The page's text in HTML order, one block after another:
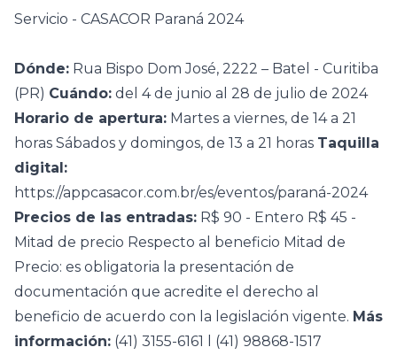
Servicio - CASACOR Paraná 2024
Dónde: Rua Bispo Dom José, 2222 – Batel - Curitiba
(PR) Cuándo: del 4 de junio al 28 de julio de 2024
Horario de apertura: Martes a viernes, de 14 a 21
horas Sábados y domingos, de 13 a 21 horas Taquilla
digital:
https://appcasacor.com.br/es/eventos/paraná-2024
Precios de las entradas: R$ 90 - Entero R$ 45 -
Mitad de precio Respecto al beneficio Mitad de
Precio: es obligatoria la presentación de
documentación que acredite el derecho al
beneficio de acuerdo con la legislación vigente. Más
información: (41) 3155-6161 l (41) 98868-1517